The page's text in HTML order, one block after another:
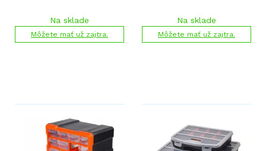
Na sklade
Môžete mať už zajtra.
Na sklade
Môžete mať už zajtra.